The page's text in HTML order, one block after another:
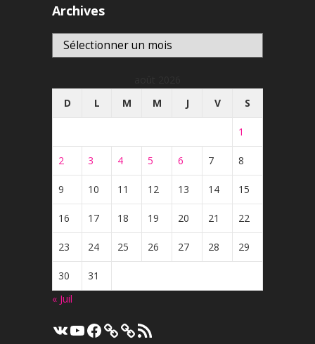
Archives
Archives
D
L M M J V S
1
2 3 4 5 6 7 8
9 10 11 12 13 14 15
16 17 18 19 20 21 22
23 24 25 26 27 28 29
30
31
« Juil
VK YouTube
Facebook Flux
RSS